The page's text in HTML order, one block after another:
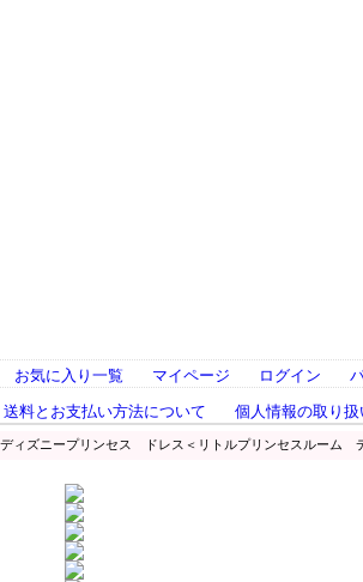
お気に入り一覧 マイページ ログイン
送料とお支払い方法について
個人情報の取り扱
ィズニープリンセス ドレス＜リトルプリンセスルーム